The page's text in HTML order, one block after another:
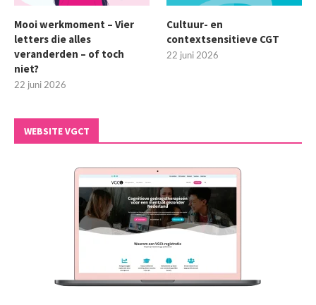
Mooi werkmoment – Vier
letters die alles
veranderden – of toch
niet?
22 juni 2026
Cultuur- en
contextsensitieve CGT
22 juni 2026
WEBSITE VGCT